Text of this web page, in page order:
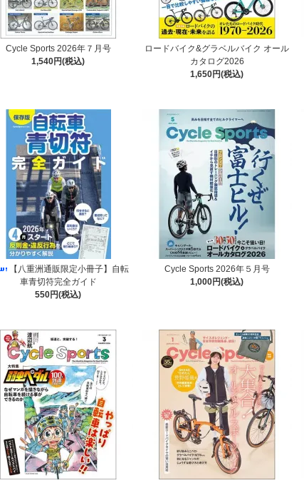
Cycle Sports 2026年７月号
1,540円(税込)
ロードバイク&グラベルバイク オール
カタログ2026
1,650円(税込)
【八重洲通販限定小冊子】自転
車青切符完全ガイド
550円(税込)
Cycle Sports 2026年５月号
1,000円(税込)